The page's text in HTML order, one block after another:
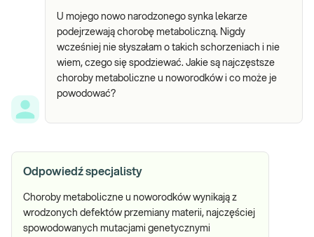
U mojego nowo narodzonego synka lekarze
podejrzewają chorobę metaboliczną. Nigdy
wcześniej nie słyszałam o takich schorzeniach i nie
wiem, czego się spodziewać. Jakie są najczęstsze
choroby metaboliczne u noworodków i co może je
powodować?
Odpowiedź specjalisty
Choroby metaboliczne u noworodków wynikają z
wrodzonych defektów przemiany materii, najczęściej
spowodowanych mutacjami genetycznymi